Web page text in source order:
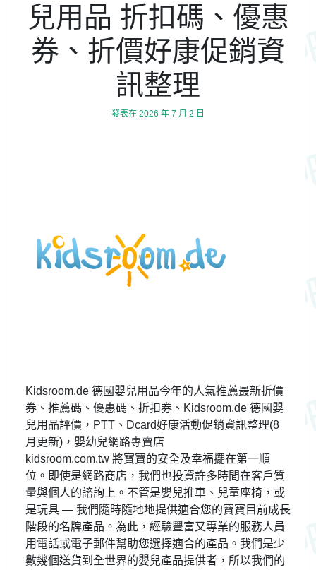
兒用品 折扣碼、優惠
券、折價好康促銷資
訊整理
發表在 2026 年 7 月 2 日
Kidsroom.de 德國嬰兒用品今年的人氣推薦最新折價
券、推薦碼、優惠碼、折扣券、Kidsroom.de 德國嬰
兒用品評價，PTT、Dcard好康活動促銷資訊整理(8
月更新)，嬰幼兒網路專賣店
kidsroom.com.tw 將寶寶的安全及幸福擺在第一順
位。即使是網路商店，我們也投資許多時間在客戶質
量與個人的諮詢上。不管是嬰兒推車、兒童座椅，或
是玩具 — 我們隨時隨地地提供適合您的寶寶目前成長
階段的名牌產品。為此，經驗豐富又專業的服務人員
用電話或電子郵件幫助您選擇適合的產品。我們是少
數幾個送貨到全世界的嬰兒產品提供者，所以我們的